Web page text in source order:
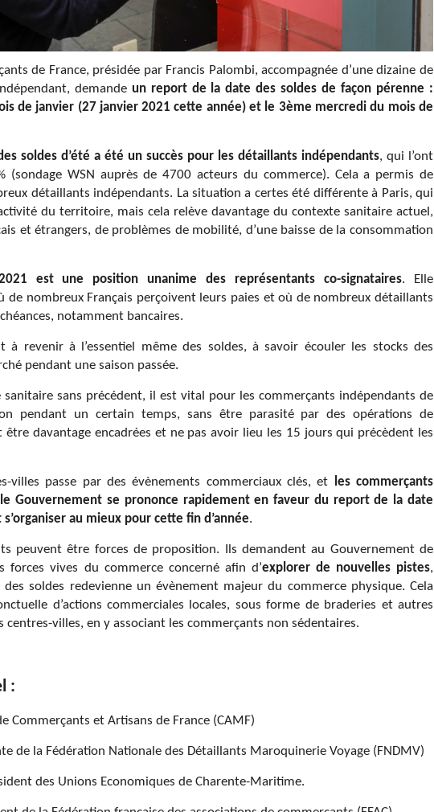
de France, présidée par Francis Palombi, accompagnée d’une dizaine de
demande un report de la date des soldes de façon pérenne :
de janvier (27 janvier 2021 cette année) et le 3ème mercredi du mois de
soldes d’été a été un succès pour les détaillants indépendants, qui l’ont
(sondage WSN auprès de 4700 acteurs du commerce). Cela a permis de
détaillants indépendants. La situation a certes été différente à Paris, qui
du territoire, mais cela relève davantage du contexte sanitaire actuel,
et étrangers, de problèmes de mobilité, d’une baisse de la consommation
est une position unanime des représentants co-signataires. Elle
nombreux Français perçoivent leurs paies et où de nombreux détaillants
notamment bancaires.
à revenir à l’essentiel même des soldes, à savoir écouler les stocks des
pendant une saison passée.
sanitaire sans précédent, il est vital pour les commerçants indépendants de
pendant un certain temps, sans être parasité par des opérations de
davantage encadrées et ne pas avoir lieu les 15 jours qui précèdent les
villes passe par des évènements commerciaux clés, et les commerçants
Gouvernement se prononce rapidement en faveur du report de la date
au mieux pour cette fin d’année.
peuvent être forces de proposition. Ils demandent au Gouvernement de
forces vives du commerce concerné afin d’explorer de nouvelles pistes,
soldes redevienne un évènement majeur du commerce physique. Cela
d’actions commerciales locales, sous forme de braderies et autres
villes, en y associant les commerçants non sédentaires.
:
Commerçants et Artisans de France (CAMF)
de la Fédération Nationale des Détaillants Maroquinerie Voyage (FNDMV)
des Unions Economiques de Charente-Maritime.